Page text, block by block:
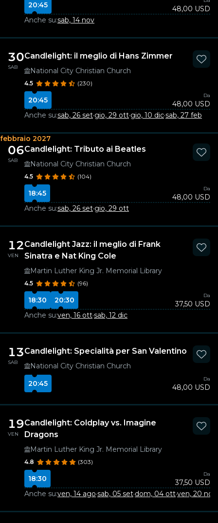
20:45
48,00 USD
Anche su:sab, 14 nov
30
SAB
Candlelight: il meglio di Hans Zimmer
National City Christian Church
4.5 (230)
20:45
Da
48,00 USD
Anche su:sab, 26 set·gio, 29 ott·gio, 10 dic·sab, 27 feb
febbraio 2027
06
SAB
Candlelight: Tributo ai Beatles
National City Christian Church
4.5 (104)
18:45
Da
48,00 USD
Anche su:sab, 26 set·gio, 29 ott
12
VEN
Candlelight Jazz: il meglio di Frank
Sinatra e Nat King Cole
Martin Luther King Jr. Memorial Library
4.5 (96)
18:30 20:30
Da
37,50 USD
Anche su:ven, 16 ott·sab, 12 dic
13
SAB
Candlelight: Specialità per San Valentino
National City Christian Church
20:45
Da
48,00 USD
19
VEN
Candlelight: Coldplay vs. Imagine
Dragons
Martin Luther King Jr. Memorial Library
4.8 (303)
18:30
Da
37,50 USD
Anche su:ven, 14 ago·sab, 05 set·dom, 04 ott·ven, 20 nov